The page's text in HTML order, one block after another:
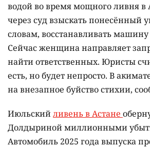
водой во время мощного ливня в
через суд взыскать понесённый
словам, восстанавливать
Сейчас женщина направляет
найти ответственных. Юристы
есть, но будет непросто. В
на внезапное буйство стихии,
Июльскийливень в Астане
Долдыриной миллионными
Автомобиль 2025 года выпуска